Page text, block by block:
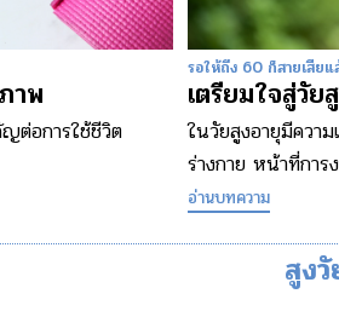
าพ
ต่อการใช้ชีวิต
รอให้ถึง 60 ก็สายเสียแ
เตรียมใจสู่วั
ในวัยสูงอายุมีควา
ร่างกาย หน้าที่กา
อ่านบทความ
สูง